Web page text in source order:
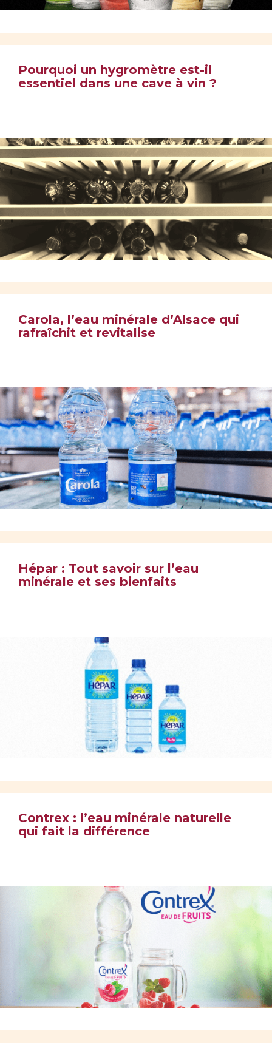
Pourquoi un hygromètre est-il
essentiel dans une cave à vin ?
Carola, l’eau minérale d’Alsace qui
rafraîchit et revitalise
Hépar : Tout savoir sur l’eau
minérale et ses bienfaits
Contrex : l’eau minérale naturelle
qui fait la différence